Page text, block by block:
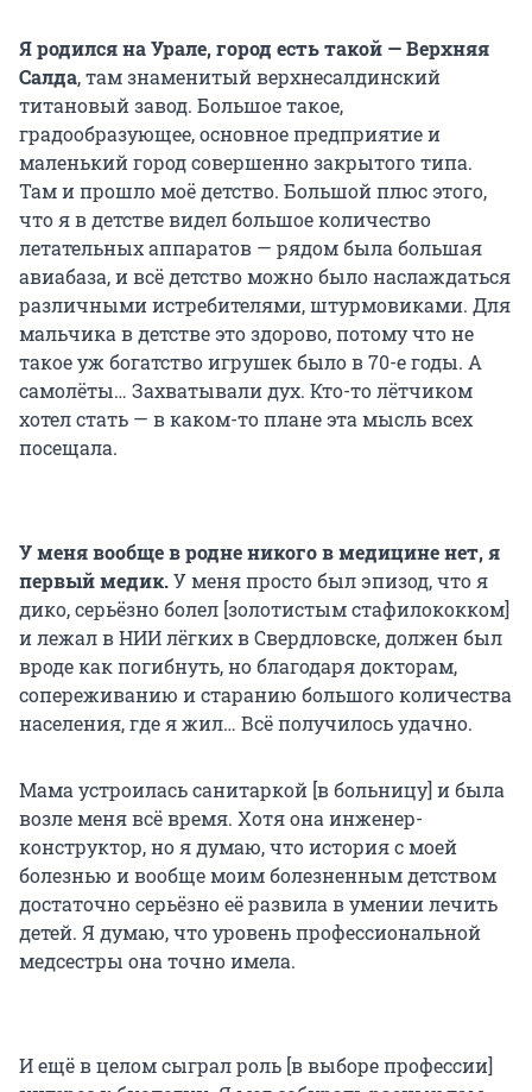
Я родился на Урале, город есть такой — Верхняя
Салда, там знаменитый верхнесалдинский
титановый завод. Большое такое,
градообразующее, основное предприятие и
маленький город совершенно закрытого типа.
Там и прошло моё детство. Большой плюс этого,
что я в детстве видел большое количество
летательных аппаратов — рядом была большая
авиабаза, и всё детство можно было наслаждаться
различными истребителями, штурмовиками. Для
мальчика в детстве это здорово, потому что не
такое уж богатство игрушек было в 70-е годы. А
самолёты… Захватывали дух. Кто-то лётчиком
хотел стать — в каком-то плане эта мысль всех
посещала.
У меня вообще в родне никого в медицине нет, я
первый медик.У меня просто был эпизод, что я
дико, серьёзно болел [золотистым стафилококком]
и лежал в НИИ лёгких в Свердловске, должен был
вроде как погибнуть, но благодаря докторам,
сопереживанию и старанию большого количества
населения, где я жил… Всё получилось удачно.
Мама устроилась санитаркой [в больницу] и была
возле меня всё время. Хотя она инженер-
конструктор, но я думаю, что история с моей
болезнью и вообще моим болезненным детством
достаточно серьёзно её развила в умении лечить
детей. Я думаю, что уровень профессиональной
медсестры она точно имела.
И ещё в целом сыграл роль [в выборе профессии]